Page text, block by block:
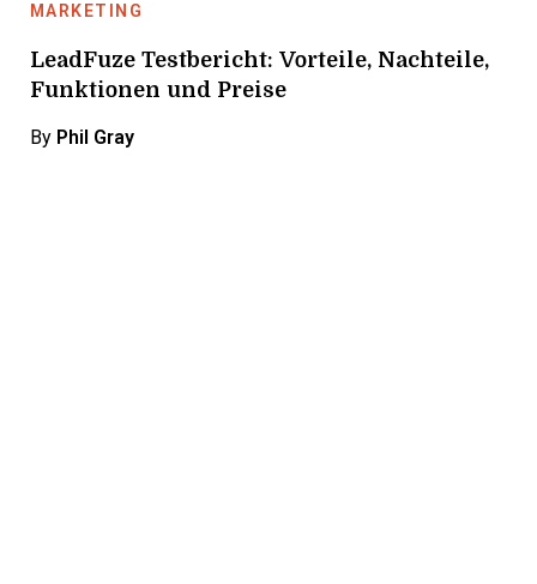
MARKETING
LeadFuze Testbericht: Vorteile, Nachteile,
Funktionen und Preise
By Phil Gray